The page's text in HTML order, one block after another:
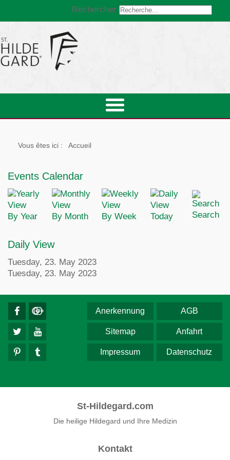
Rechercher
Vous êtes ici : Accueil
Events Calendar
By Year By Month By Week Today Search
Daily View
Tuesday, 23. May 2023
Tuesday, 23. May 2023
AGB
Anerkennung
Anfahrt
Sitemap
Datenschutz
Impressum
St-Hildegard.com
Die heilige Hildegard und Ihre Medizin
Kontakt